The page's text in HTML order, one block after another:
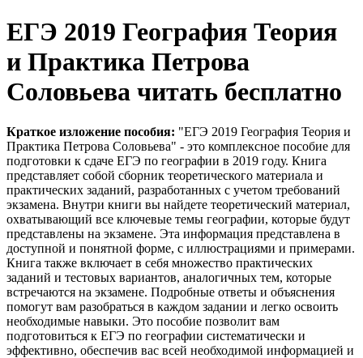
ЕГЭ 2019 География Теория
и Практика Петрова
Соловьева читать бесплатно
Краткое изложение пособия: "ЕГЭ 2019 География Теория и
Практика Петрова Соловьева" - это комплексное пособие для
подготовки к сдаче ЕГЭ по географии в 2019 году. Книга
представляет собой сборник теоретического материала и
практических заданий, разработанных с учетом требований
экзамена. Внутри книги вы найдете теоретический материал,
охватывающий все ключевые темы географии, которые будут
представлены на экзамене. Эта информация представлена в
доступной и понятной форме, с иллюстрациями и примерами.
Книга также включает в себя множество практических
заданий и тестовых вариантов, аналогичных тем, которые
встречаются на экзамене. Подробные ответы и объяснения
помогут вам разобраться в каждом задании и легко освоить
необходимые навыки. Это пособие позволит вам
подготовиться к ЕГЭ по географии систематически и
эффективно, обеспечив вас всей необходимой информацией и